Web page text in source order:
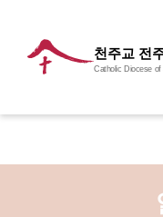
천주교 전
Catholic Diocese of